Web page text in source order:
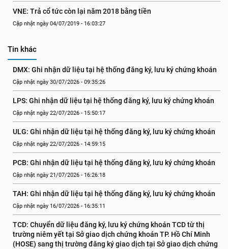
VNE: Trả cổ tức còn lại năm 2018 bằng tiền
Cập nhật ngày 04/07/2019 - 16:03:27
Tin khác
DMX: Ghi nhận dữ liệu tại hệ thống đăng ký, lưu ký chứng khoán
Cập nhật ngày 30/07/2026 - 09:35:26
LPS: Ghi nhận dữ liệu tại hệ thống đăng ký, lưu ký chứng khoán
Cập nhật ngày 22/07/2026 - 15:50:17
ULG: Ghi nhận dữ liệu tại hệ thống đăng ký, lưu ký chứng khoán
Cập nhật ngày 22/07/2026 - 14:59:15
PCB: Ghi nhận dữ liệu tại hệ thống đăng ký, lưu ký chứng khoán
Cập nhật ngày 21/07/2026 - 16:26:18
TAH: Ghi nhận dữ liệu tại hệ thống đăng ký, lưu ký chứng khoán
Cập nhật ngày 16/07/2026 - 16:35:11
TCD: Chuyển dữ liệu đăng ký, lưu ký chứng khoán TCD từ thị
trường niêm yết tại Sở giao dịch chứng khoán TP. Hồ Chí Minh
(HOSE) sang thị trường đăng ký giao dịch tại Sở giao dịch chứng